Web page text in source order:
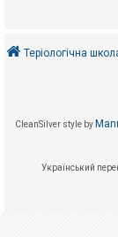
Теріологічна
CleanSilver style by
Український